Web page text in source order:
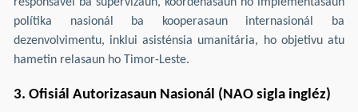
polítika nasionál ba kooperasaun internasionál ba
dezenvolvimentu, inklui asisténsia umanitária, ho objetivu atu
hametin relasaun ho Timor-Leste.
3. Ofisiál Autorizasaun Nasionál (NAO sigla ingléz)